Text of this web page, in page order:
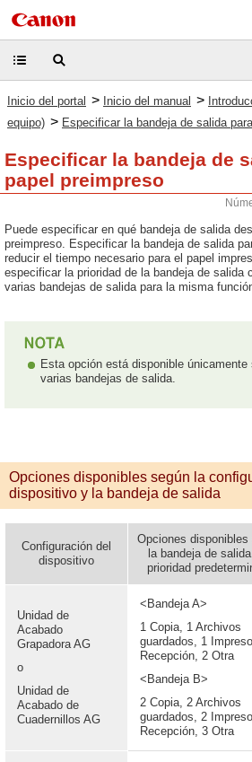
Inicio del portal > Inicio del manual >
equipo) > Especificar la bandeja de salida
Especificar la bandeja de
papel preimpreso
Puede especificar en qué bandeja de salida
preimpreso. Especificar la bandeja de salida
reducir el tiempo necesario para el papel
especificar la prioridad de la bandeja de salida
varias bandejas de salida para la misma
Esta opción está disponible
varias bandejas de salida.
Opciones disponibles según la
dispositivo y la bandeja de salida
Configuración del
dispositivo
Opciones disponibles
la bandeja de
prioridad
Unidad de
Acabado
Grapadora AG
o
Unidad de
Acabado de
Cuadernillos AG
<Bandeja A>
1 Copia, 1 Archivos
guardados, 1
Recepción, 2 Otra
<Bandeja B>
2 Copia, 2 Archivos
guardados, 2
Recepción, 3 Otra